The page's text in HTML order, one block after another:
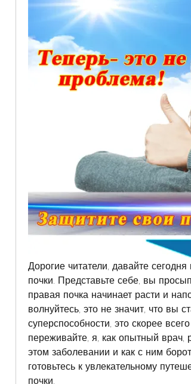
Дорогие читатели, давайте
почки. Представьте себе, вы
правая почка начинает расти и
волнуйтесь, это не значит, что вы
суперспособности, это скорее
переживайте, я, как опытный врач,
этом заболевании и как с ним
готовьтесь к увлекательному
почки.